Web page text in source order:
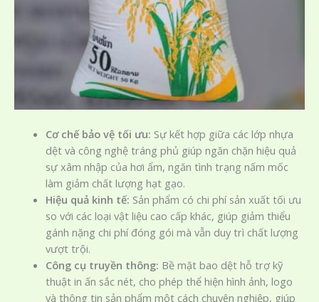
Cơ chế bảo vệ tối ưu: Sự kết hợp giữa các lớp nhựa
dệt và công nghệ tráng phủ giúp ngăn chặn hiệu quả
sự xâm nhập của hơi ẩm, ngăn tình trạng nấm mốc
làm giảm chất lượng hạt gạo.
Hiệu quả kinh tế: Sản phẩm có chi phí sản xuất tối ưu
so với các loại vật liệu cao cấp khác, giúp giảm thiểu
gánh nặng chi phí đóng gói mà vẫn duy trì chất lượng
vượt trội.
Công cụ truyền thông: Bề mặt bao dệt hỗ trợ kỹ
thuật in ấn sắc nét, cho phép thể hiện hình ảnh, logo
và thông tin sản phẩm một cách chuyên nghiệp, giúp